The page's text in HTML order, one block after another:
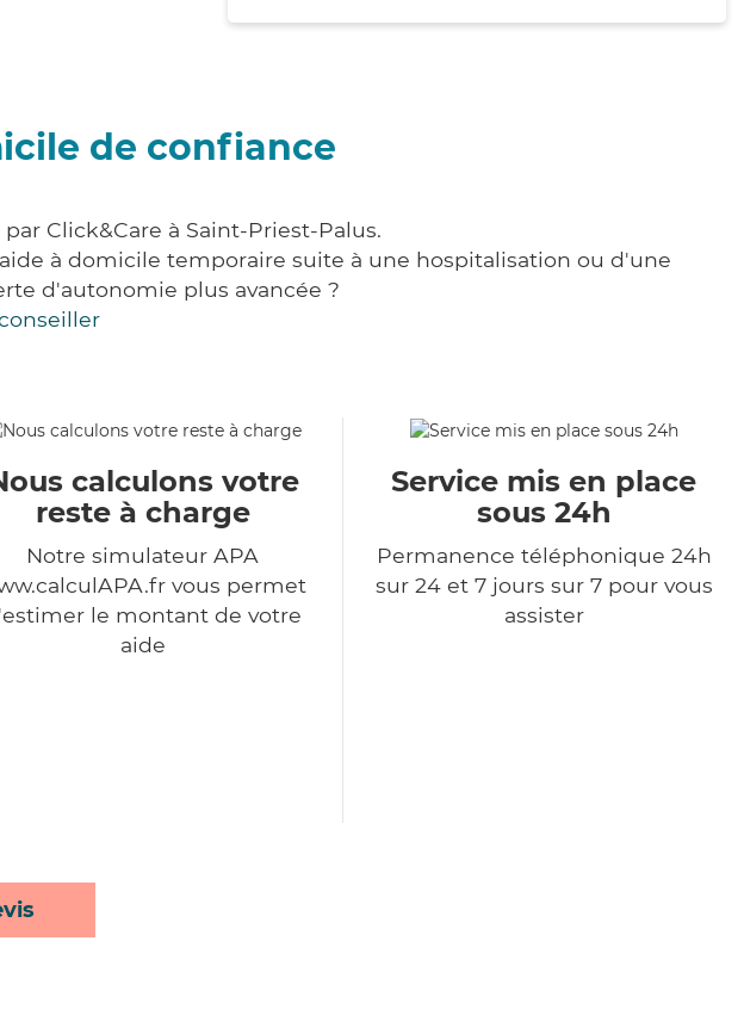
de confiance
Click&Care à Saint-Priest-Palus.
à domicile temporaire suite à une hospitalisation ou d'une
d'autonomie plus avancée ?
calculons votre
reste à charge
Notre simulateur APA
vous permet
le montant de votre
aide
Service mis en place
sous 24h
Permanence téléphonique 24h
sur 24 et 7 jours sur 7 pour vous
assister